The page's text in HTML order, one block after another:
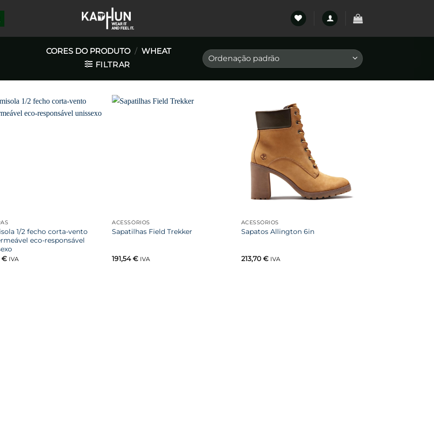
CORES DO PRODUTO / WHEAT
FILTRAR
1/2 fecho corta-vento
eco-responsável
€ IVA
ACESSÓRIOS
Sapatilhas Field Trekker
191,54€ IVA
ACESSÓRIOS
Sapatos Allington 6in
213,70€ IVA